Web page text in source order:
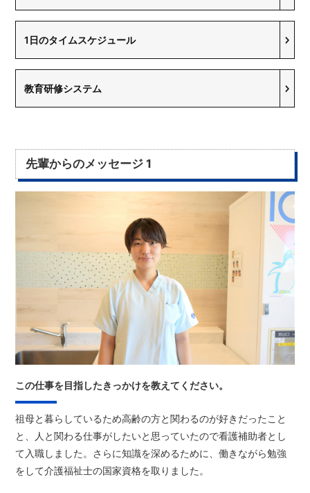
1日のタイムスケジュール
教育研修システム
先輩からのメッセージ 1
この仕事を目指したきっかけを教えてください。
祖母と暮らしているため高齢の方と関わるのが好きだったこと
と、人と関わる仕事がしたいと思っていたので看護補助者とし
て入職しました。さらに知識を深めるために、働きながら勉強
をして介護福祉士の国家資格を取りました。